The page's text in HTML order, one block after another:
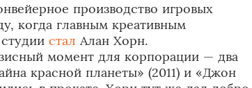
производство игровых
когда главным креативным
стал Алан Хорн.
момент для корпорации — два
красной планеты» (2011) и «Джон